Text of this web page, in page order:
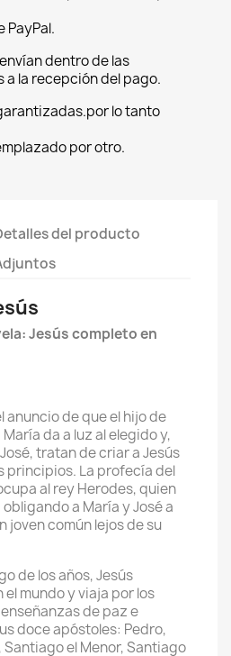
PayPal.
dentro de las
a la recepción del pago.
lo tanto
por otro.
del producto
Jesús completo en
anuncio de que el hijo de
da a luz al elegido y,
tratan de criar a Jesús
principios. La profecía del
al rey Herodes, quien
a María y José a
joven común lejos de su
de los años, Jesús
mundo y viaja por los
de paz e
doce apóstoles: Pedro,
Santiago el Menor, Santiago